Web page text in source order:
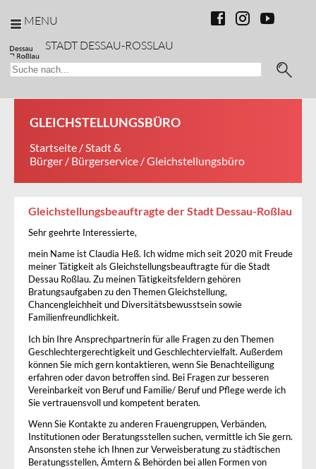
MENU
STADT DESSAU-ROSSLAU
GLEICHSTELLUNGSBÜRO
Startseite /Stadt &
Bürger / Bürgerservice / Gleichstellungsbüro
Gleichstellungsbeauftragte der Stadt Dessau-Roßlau
Sehr geehrte Interessierte,
mein Name ist Claudia Heß. Ich widme mich seit 2020 mit Freude
meiner Tätigkeit als Gleichstellungsbeauftragte für die Stadt
Dessau Roßlau. Zu meinen Tätigkeitsfeldern gehören
Bratungsaufgaben zu den Themen Gleichstellung,
Chancengleichheit und Diversitätsbewusstsein sowie
Familienfreundlichkeit.
Ich bin Ihre Ansprechpartnerin für alle Fragen zu den Themen
Geschlechtergerechtigkeit und Geschlechtervielfalt. Außerdem
können Sie mich gern kontaktieren, wenn Sie Benachteiligung
erfahren oder davon betroffen sind. Bei Fragen zur besseren
Vereinbarkeit von Beruf und Familie/ Beruf und Pflege werde ich
Sie vertrauensvoll und kompetent beraten.
Wenn Sie Kontakte zu anderen Frauengruppen, Verbänden,
Institutionen oder Beratungsstellen suchen, vermittle ich Sie gern.
Ansonsten stehe ich Ihnen zur Verweisberatung zu städtischen
Beratungsstellen, Ämtern & Behörden bei allen Formen von